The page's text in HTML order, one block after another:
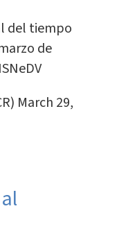
del tiempo
de
March 29,